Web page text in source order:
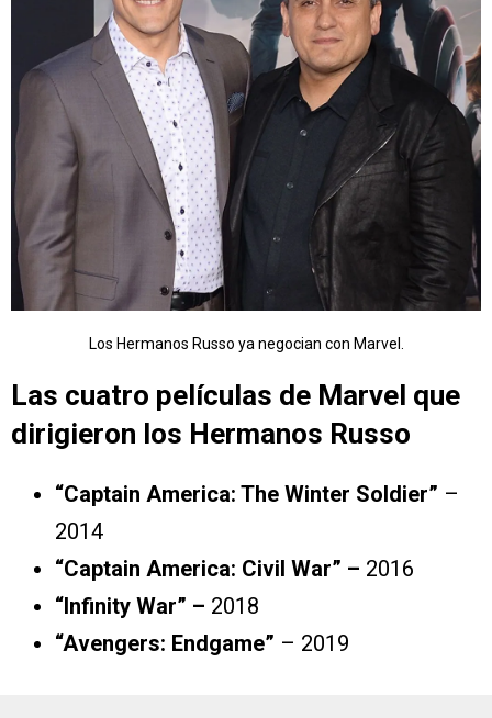
Los Hermanos Russo ya negocian con Marvel.
Las cuatro películas de Marvel que
dirigieron los Hermanos Russo
“Captain America: The Winter Soldier” –
2014
“Captain America: Civil War” – 2016
“Infinity War” – 2018
“Avengers: Endgame” – 2019